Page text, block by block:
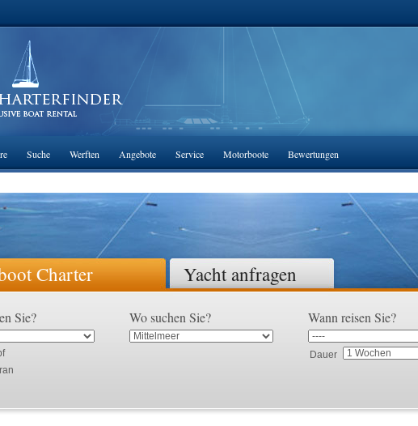
Charter Yacht anfragen
Sie? Wo suchen Sie? Wann reisen Sie?
Dauer
Suche Werften Angebote Service Motorboote Bewertungen